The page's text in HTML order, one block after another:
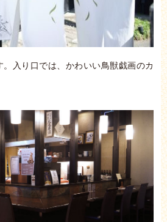
入り口では、かわいい鳥獣戯画のカ